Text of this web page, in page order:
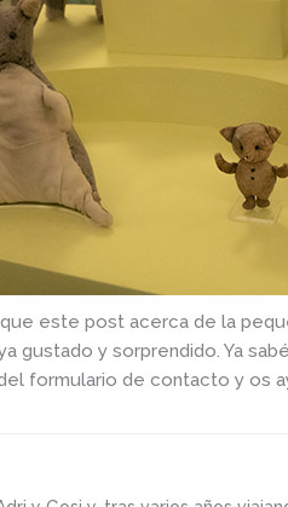
este post acerca de la
gustado y sorprendido. Ya
formulario de contacto y os